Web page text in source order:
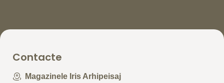
Contacte
Magazinele Iris Arhipeisaj